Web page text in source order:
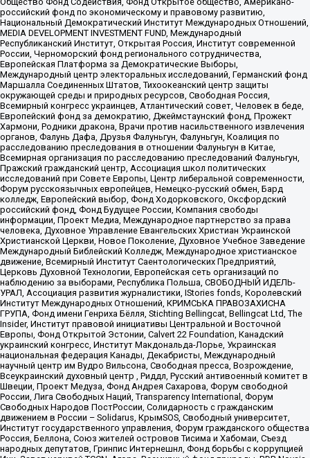
российский фонд по экономическому и правовому развитию,
Национальный Демократический Институт Международных Отношений,
MEDIA DEVELOPMENT INVESTMENT FUND, Международный
Республиканский Институт, Открытая Россия, Институт современной
России, Черноморский фонд регионального сотрудничества,
Европейская Платформа за Демократические Выборы,
Международный центр электоральных исследований, Германский фонд
Маршалла Соединенных Штатов, Тихоокеанский центр защиты
окружающей среды и природных ресурсов, Свободная Россия,
Всемирный конгресс украинцев, Атлантический совет, Человек в беде,
Европейский фонд за демократию, Джеймстаунский фонд, Прожект
Хармони, Родники дракона, Врачи против насильственного извлечения
органов, Фалунь Дафа, Друзья Фалуньгун, Фалуньгун, Коалиция по
расследованию преследования в отношении Фалуньгун в Китае,
Всемирная организация по расследованию преследований Фалуньгун,
Пражский гражданский центр, Ассоциация школ политических
исследований при Совете Европы, Центр либеральной современности,
Форум русскоязычных европейцев, Немецко-русский обмен, Бард
колледж, Европейский выбор, Фонд Ходорковского, Оксфордский
российский фонд, Фонд Будущее России, Компания свободы
информации, Проект Медиа, Международное партнерство за права
человека, Духовное Управление Евангельских Христиан Украинской
Христианской Церкви, Новое Поколение, Духовное Учебное Заведение
Международный Библейский Колледж, Международное христианское
движение, Всемирный Институт Саентологических Предприятий,
Церковь Духовной Технологии, Европейская сеть организаций по
наблюдению за выборами, Республика Польша, СВОБОДНЫЙ ИДЕЛЬ-
УРАЛ, Ассоциация развития журналистики, IStories fonds, Королевский
Институт Международных Отношений, КРИМСЬКА ПРАВОЗАХИСНА
ГРУПА, Фонд имени Генриха Бёлля, Stichting Bellingcat, Bellingcat Ltd, The
Insider, Институт правовой инициативы Центральной и Восточной
Европы, Фонд Открытой Эстонии, Calvert 22 Foundation, Канадский
украинский конгресс, Институт Макдональда-Лорье, Украинская
национальная федерация Канады, Декабристы, Международный
научный центр им Вудро Вильсона, Свободная пресса, Возрождение,
Всеукраинский духовный центр , Риддл, Русский антивоенный комитет в
Швеции, Проект Медуза, Фонд Андрея Сахарова, Форум свободной
России, Лига Свободных Наций, Transparеncy International, Форум
Свободных Народов ПостРоссии, Солидарность с гражданским
движением в России – Solidarus, КрымSOS, Свободный университет,
Институт государственного управления, Форум гражданского общества
Россия, Беллона, Союз жителей островов Тисима и Хабомаи, Съезд
народных депутатов, Гринпис Интернешнл, Фонд борьбы с коррупцией